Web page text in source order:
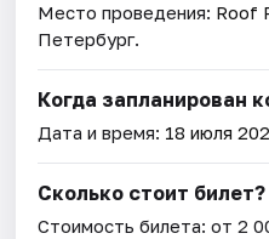
Место проведения: Roof
Петербург.
Когда запланирован
Дата и время: 18 июля
Сколько стоит билет?
Стоимость билета: от 2